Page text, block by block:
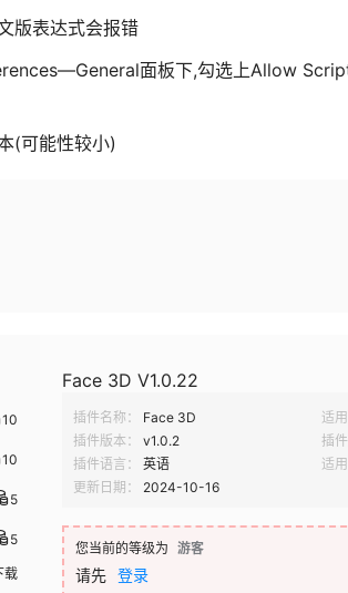
版表达式会报错
面板下,勾选上Allow
(可能性较小)
10
10
5
5
载
Face 3D V1.0.22
插件名称： Face 3D 适
插件版本：
v1.0.2 插件
插件语言：
英语 适
更新日期：
2024-10-16
您当前的等级为 游客
请先 登录